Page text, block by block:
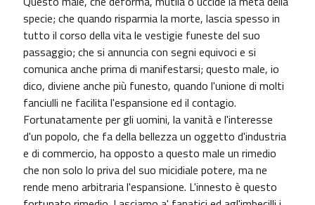
specie; che quando risparmia la morte, lascia spesso in
tutto il corso della vita le vestigie funeste del suo
passaggio; che si annuncia con segni equivoci e si
comunica anche prima di manifestarsi; questo male, io
dico, diviene anche più funesto, quando l'unione di molti
fanciulli ne facilita l'espansione ed il contagio.
Fortunatamente per gli uomini, la vanità e l'interesse
d'un popolo, che fa della bellezza un oggetto d'industria
e di commercio, ha opposto a questo male un rimedio
che non solo lo priva del suo micidiale potere, ma ne
rende meno arbitraria l'espansione. L'innesto è questo